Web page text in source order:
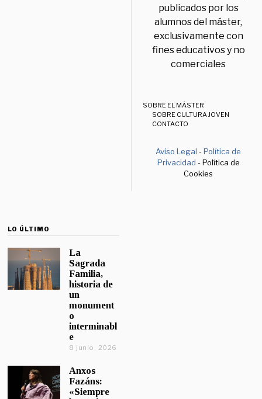
publicados por los
alumnos del máster,
exclusivamente con
fines educativos y no
comerciales
SOBRE EL MÁSTER
SOBRE CULTURA JOVEN
CONTACTO
Aviso Legal -Política de
Privacidad - Política de
Cookies
LO ÚLTIMO
La
Sagrada
Familia,
historia de
un
monument
o
interminabl
e
8 junio, 2026
Anxos
Fazáns:
«Siempre